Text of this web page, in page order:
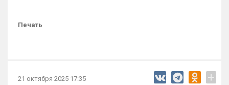
Печать
21 октября 2025 17:35 +